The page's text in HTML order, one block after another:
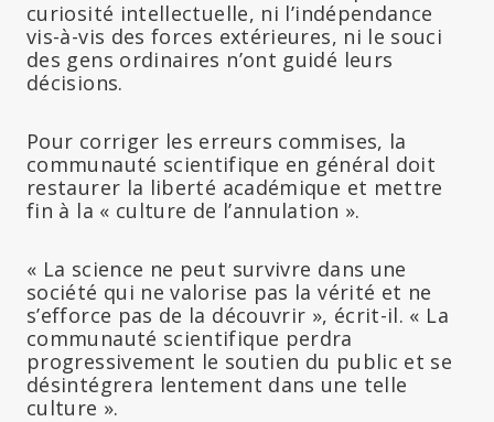
curiosité intellectuelle, ni l’indépendance
vis-à-vis des forces extérieures, ni le souci
des gens ordinaires n’ont guidé leurs
décisions.
Pour corriger les erreurs commises, la
communauté scientifique en général doit
restaurer la liberté académique et mettre
fin à la « culture de l’annulation ».
« La science ne peut survivre dans une
société qui ne valorise pas la vérité et ne
s’efforce pas de la découvrir », écrit-il. « La
communauté scientifique perdra
progressivement le soutien du public et se
désintégrera lentement dans une telle
culture ».